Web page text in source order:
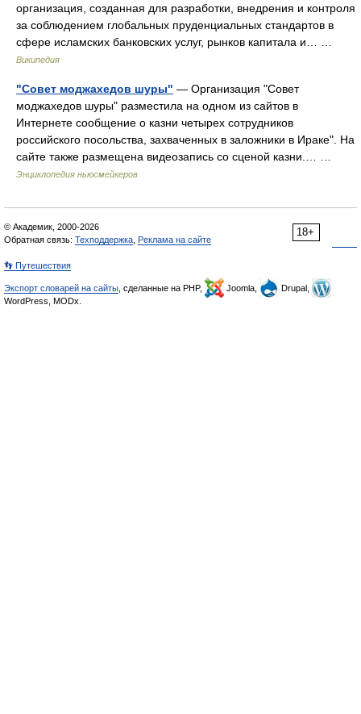
организация, созданная для разработки, внедрения и контроля
за соблюдением глобальных пруденциальных стандартов в
сфере исламских банковских услуг, рынков капитала и… …
Википедия
"Совет моджахедов шуры" — Организация "Совет
моджахедов шуры" разместила на одном из сайтов в
Интернете сообщение о казни четырех сотрудников
российского посольства, захваченных в заложники в Ираке". На
сайте также размещена видеозапись со сценой казни.… …
Энциклопедия ньюсмейкеров
18+
© Академик, 2000-2026
Обратная связь: Техподдержка Реклама на сайте
👣 Путешествия
Экспорт словарей на сайты , сделанные на PHP, Joomla,
Drupal,
WordPress, MODx.